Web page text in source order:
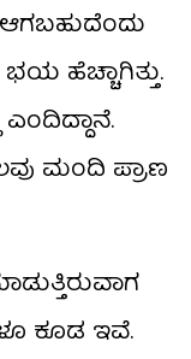
ಹೆಚ್ಚಾಗಿತ್ತು.
ಮಂದಿ ಪ್ರಾಣ
ಕೂಡ ಇವೆ.